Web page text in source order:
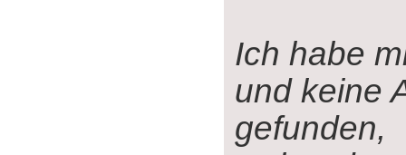
Ich habe
und keine
gefunden,